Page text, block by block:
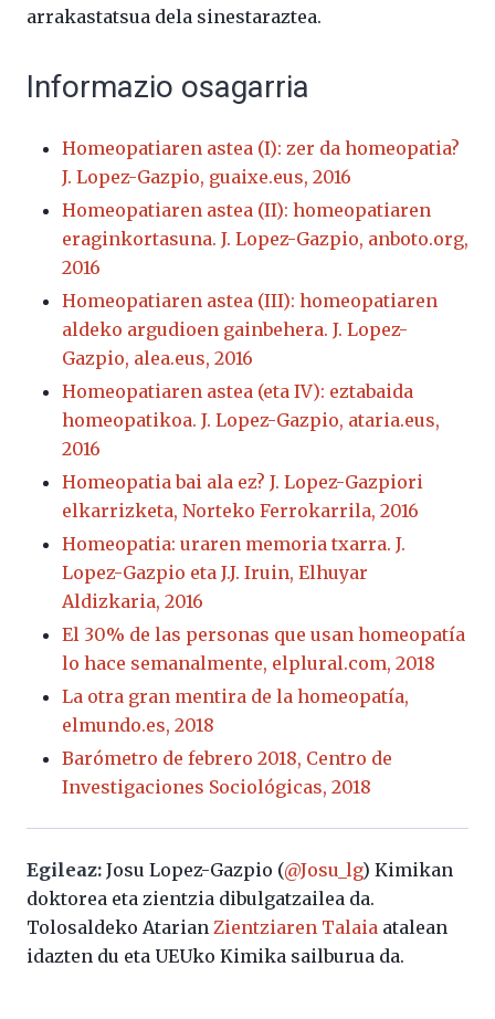
arrakastatsua dela sinestaraztea.
Informazio osagarria
Homeopatiaren astea (I): zer da homeopatia?
J. Lopez-Gazpio, guaixe.eus, 2016
Homeopatiaren astea (II): homeopatiaren
eraginkortasuna. J. Lopez-Gazpio, anboto.org,
2016
Homeopatiaren astea (III): homeopatiaren
aldeko argudioen gainbehera. J. Lopez-
Gazpio, alea.eus, 2016
Homeopatiaren astea (eta IV): eztabaida
homeopatikoa. J. Lopez-Gazpio, ataria.eus,
2016
Homeopatia bai ala ez? J. Lopez-Gazpiori
elkarrizketa, Norteko Ferrokarrila, 2016
Homeopatia: uraren memoria txarra. J.
Lopez-Gazpio eta J.J. Iruin, Elhuyar
Aldizkaria, 2016
El 30% de las personas que usan homeopatía
lo hace semanalmente, elplural.com, 2018
La otra gran mentira de la homeopatía,
elmundo.es, 2018
Barómetro de febrero 2018, Centro de
Investigaciones Sociológicas, 2018
Egileaz: Josu Lopez-Gazpio (@Josu_lg) Kimikan
doktorea eta zientzia dibulgatzailea da.
Tolosaldeko Atarian Zientziaren Talaia atalean
idazten du eta UEUko Kimika sailburua da.